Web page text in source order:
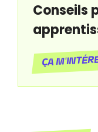
Conseils
Ça